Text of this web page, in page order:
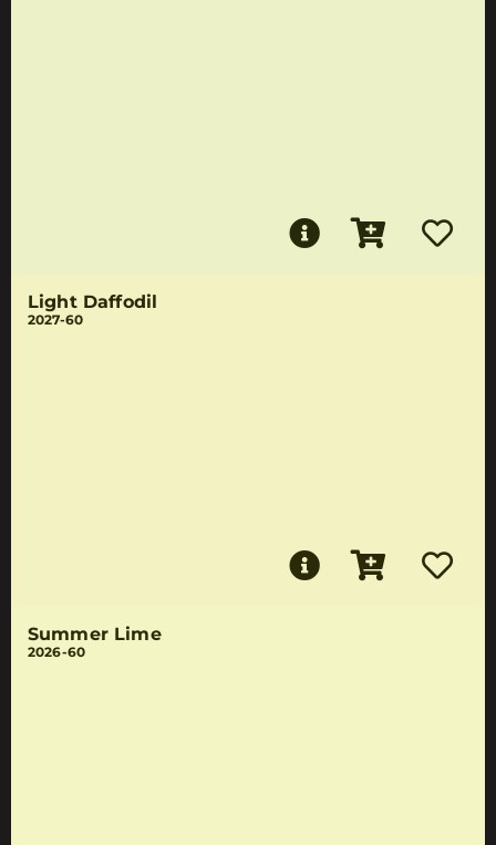
Light Daffodil
2027-60
Summer Lime
2026-60